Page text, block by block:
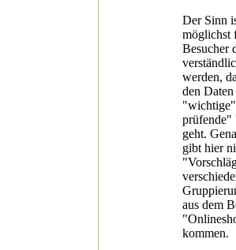
Der Sinn
möglichst
Besucher
werden,
den
prüfende"
geht.
gibt hier
aus dem
kommen.